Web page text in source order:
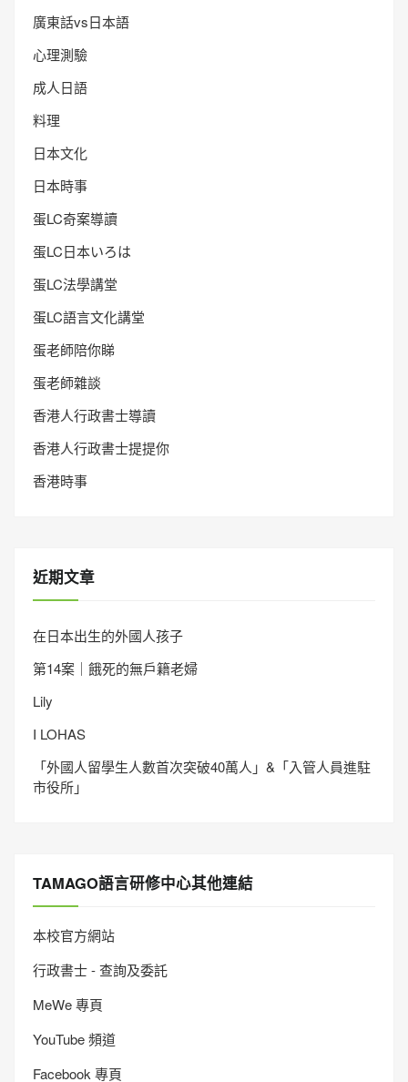
廣東話vs日本語
心理測驗
成人日語
料理
日本文化
日本時事
蛋LC奇案導讀
蛋LC日本いろは
蛋LC法學講堂
蛋LC語言文化講堂
蛋老師陪你睇
蛋老師雜談
香港人行政書士導讀
香港人行政書士提提你
香港時事
近期文章
在日本出生的外國人孩子
第14案｜餓死的無戶籍老婦
Lily
I LOHAS
「外國人留學生人數首次突破40萬人」&「入管人員進駐
市役所」
TAMAGO語言研修中心其他連結
本校官方網站
行政書士 - 查詢及委託
MeWe 專頁
YouTube 頻道
Facebook 專頁